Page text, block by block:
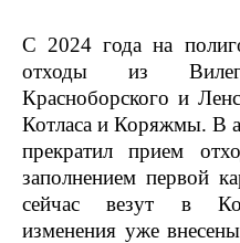
С 2024 года на
отходы из
Красноборского и
Котласа и Коряжмы. В
прекратил прием
заполнением первой
сейчас везут в
изменения уже